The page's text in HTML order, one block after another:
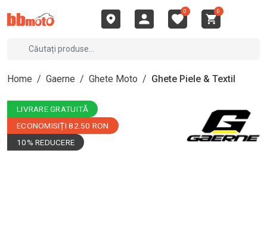
0 0
Home / Gaerne / Ghete Moto / Ghete Piele & Textil
LIVRARE GRATUITĂ
ECONOMISIȚI 82.50 RON
10% REDUCERE